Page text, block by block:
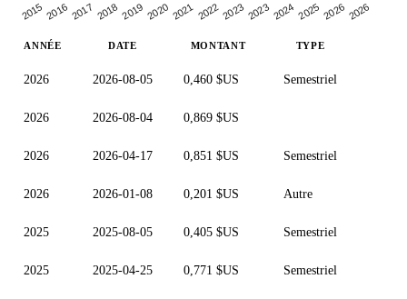
2015 2016 2017 20182019 2020 2021 2022202320232024 2025 2026 2026
ANNÉE DATE MONTANT TYPE
2026 2026-08-05 0,460 $US Semestriel
2026 2026-08-04 0,869 $US
2026 2026-04-17 0,851 $US Semestriel
2026 2026-01-08 0,201 $US Autre
2025 2025-08-05 0,405 $US Semestriel
2025 2025-04-25 0,771 $US Semestriel